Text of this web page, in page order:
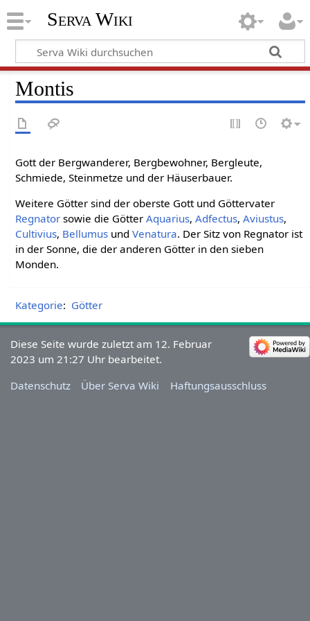
Serva Wiki
Montis
Gott der Bergwanderer, Bergbewohner, Bergleute,
Schmiede, Steinmetze und der Häuserbauer.
Weitere Götter sind der oberste Gott und Göttervater
Regnator sowie die GötterAquarius,Adfectus,Aviustus,
Cultivius, Bellumus undVenatura. Der Sitz von Regnator ist
in der Sonne, die der anderen Götter in den sieben
Monden.
Kategorie: Götter
Diese Seite wurde zuletzt am 12. Februar
2023 um 21:27 Uhr bearbeitet.
Datenschutz
Über Serva Wiki Haftungsausschluss